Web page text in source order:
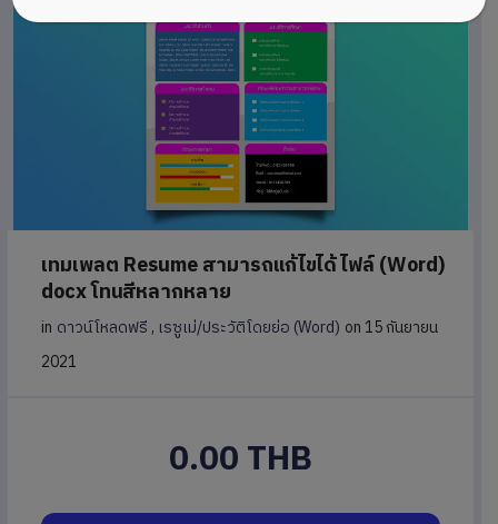
เทมเพลต Resume สามารถแก้ไขได้ ไฟล์ (Word)
docx โทนสีหลากหลาย
in ดาวน์โหลดฟรี, เรซูเม่/ประวัติโดยย่อ (Word) on 15 กันยายน
2021
0.00 THB